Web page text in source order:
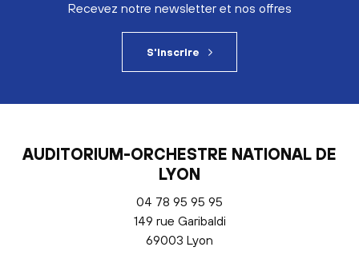
Recevez notre newsletter et nos offres
S'inscrire
AUDITORIUM-ORCHESTRE NATIONAL DE
LYON
04 78 95 95 95
149 rue Garibaldi
69003 Lyon